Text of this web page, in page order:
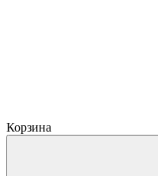
Корзина